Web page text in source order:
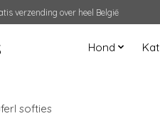
verzending over heel België
Hond Kat
softies